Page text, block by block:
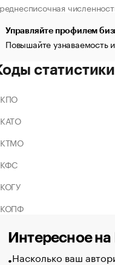
Управляйте профилем
Повышайте узнаваемость
статистики
Интересное на
Насколько ваш